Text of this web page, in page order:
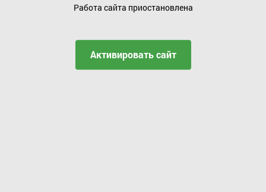
Работа сайта приостановлена
Активировать сайт